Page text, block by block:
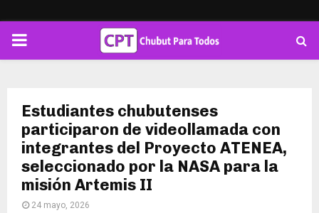
PRIMARY
Estudiantes chubutenses
participaron de videollamada con
integrantes del Proyecto ATENEA,
seleccionado por la NASA para la
misión Artemis II
24 mayo, 2026